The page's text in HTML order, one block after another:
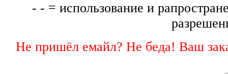
- - = использование и
Не пришёл емайл? Не беда! Ваш